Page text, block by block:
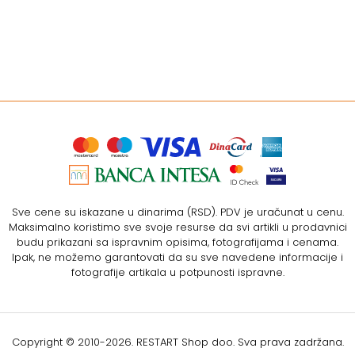
Sve cene su iskazane u dinarima (RSD). PDV je uračunat u cenu.
Maksimalno koristimo sve svoje resurse da svi artikli u prodavnici
budu prikazani sa ispravnim opisima, fotografijama i cenama.
Ipak, ne možemo garantovati da su sve navedene informacije i
fotografije artikala u potpunosti ispravne.
Copyright © 2010-2026. RESTART Shop doo. Sva prava zadržana.